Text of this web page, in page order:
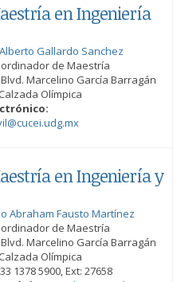
en Ingeniería
Gallardo Sanchez
de Maestría
Blvd. Marcelino García Barragán
Olímpica
en Ingeniería y
Abraham Fausto Martínez
de Maestría
Blvd. Marcelino García Barragán
Olímpica
33 1378 5900, Ext: 27658